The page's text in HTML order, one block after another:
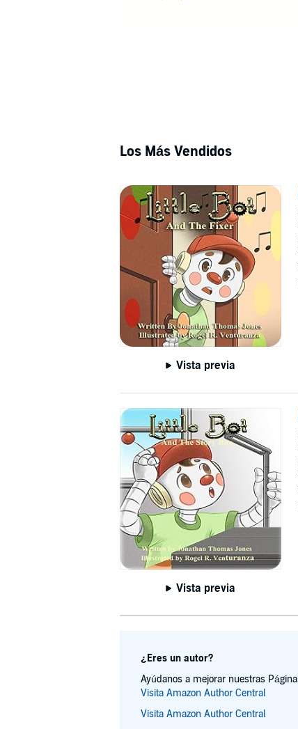
Los Más Vendidos
Vista previa
Vista previa
¿Eres un autor?
Ayúdanos a mejorar nuestras
Visita Amazon Author Central
Visita Amazon Author Central